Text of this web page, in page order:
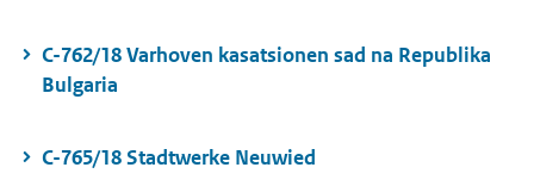
C-762/18 Varhoven kasatsionen sad na Republika
Bulgaria
C-765/18 Stadtwerke Neuwied